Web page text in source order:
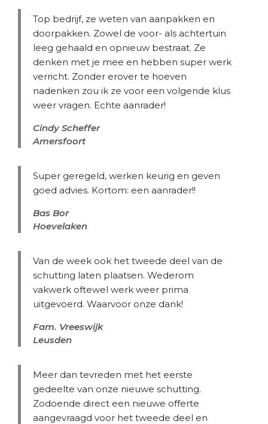
Top bedrijf, ze weten van aanpakken en
doorpakken. Zowel de voor- als achtertuin
leeg gehaald en opnieuw bestraat. Ze
denken met je mee en hebben super werk
verricht. Zonder erover te hoeven
nadenken zou ik ze voor een volgende klus
weer vragen. Echte aanrader!
Cindy Scheffer
Amersfoort
Super geregeld, werken keurig en geven
goed advies. Kortom: een aanrader!!
Bas Bor
Hoevelaken
Van de week ook het tweede deel van de
schutting laten plaatsen. Wederom
vakwerk oftewel werk weer prima
uitgevoerd. Waarvoor onze dank!
Fam. Vreeswijk
Leusden
Meer dan tevreden met het eerste
gedeelte van onze nieuwe schutting.
Zodoende direct een nieuwe offerte
aangevraagd voor het tweede deel en